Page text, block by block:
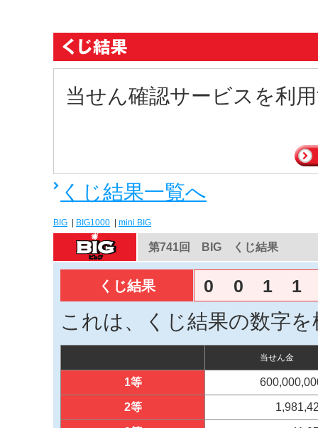
当せん確認サービスを利
くじ結果一覧へ
BIG BIG1000 mini BIG
第741回 BIG くじ結果
くじ結果 0 0 1 1
これは、くじ結果の数字
当せん金
1等
2等